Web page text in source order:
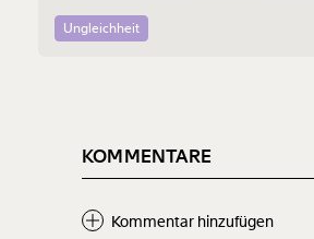
Männergewalt den ersten Schritt machen.
Ungleichheit
KOMMENTARE
Kommentar hinzufügen